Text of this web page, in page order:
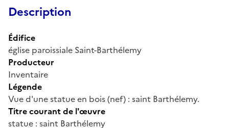
Description
Édifice
église paroissiale Saint-Barthélemy
Producteur
Inventaire
Légende
Vue d'une statue en bois (nef) : saint Barthélemy.
Titre courant de l'œuvre
statue : saint Barthélemy